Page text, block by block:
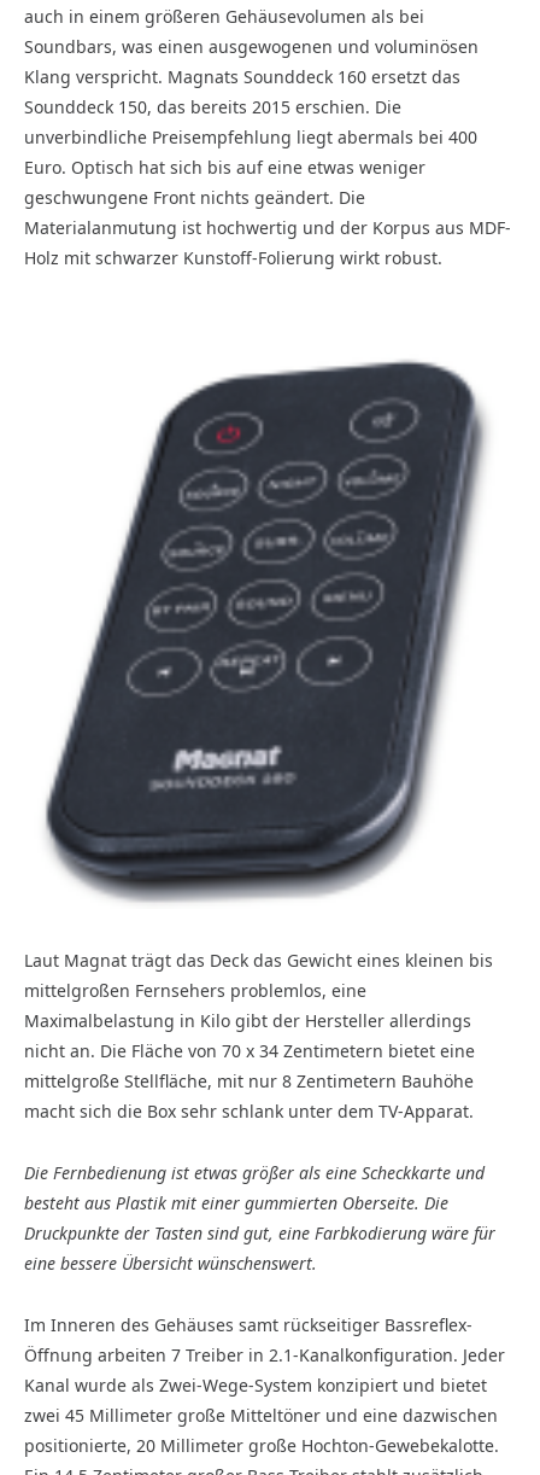
auch in einem größeren Gehäusevolumen als bei
Soundbars, was einen ausgewogenen und voluminösen
Klang verspricht. Magnats Sounddeck 160 ersetzt das
Sounddeck 150, das bereits 2015 erschien. Die
unverbindliche Preisempfehlung liegt abermals bei 400
Euro. Optisch hat sich bis auf eine etwas weniger
geschwungene Front nichts geändert. Die
Materialanmutung ist hochwertig und der Korpus aus MDF-
Holz mit schwarzer Kunstoff-Folierung wirkt robust.
Laut Magnat trägt das Deck das Gewicht eines kleinen bis
mittelgroßen Fernsehers problemlos, eine
Maximalbelastung in Kilo gibt der Hersteller allerdings
nicht an. Die Fläche von 70 x 34 Zentimetern bietet eine
mittelgroße Stellfläche, mit nur 8 Zentimetern Bauhöhe
macht sich die Box sehr schlank unter dem TV-Apparat.
Die Fernbedienung ist etwas größer als eine Scheckkarte und
besteht aus Plastik mit einer gummierten Oberseite. Die
Druckpunkte der Tasten sind gut, eine Farbkodierung wäre für
eine bessere Übersicht wünschenswert.
Im Inneren des Gehäuses samt rückseitiger Bassreflex-
Öffnung arbeiten 7 Treiber in 2.1-Kanalkonfiguration. Jeder
Kanal wurde als Zwei-Wege-System konzipiert und bietet
zwei 45 Millimeter große Mitteltöner und eine dazwischen
positionierte, 20 Millimeter große Hochton-Gewebekalotte.